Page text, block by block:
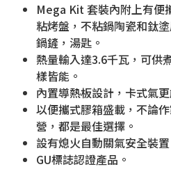
Mega Kit 套裝內附上有便
粘烤盤，不粘鍋陶瓷和鈦
鍋鏟，湯匙。
熱量輸入達3.6千瓦，可供
樣皆能。
內置導熱板設計，卡式氣
以便攜式膠箱盛載，不論
營，都是最佳選擇。
設有熄火自動關氣安全裝置
GU標誌認證產品。